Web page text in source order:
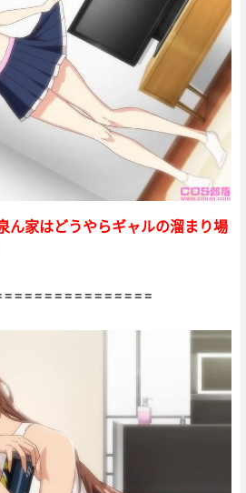
ん家はどうやらギャルの溜まり場